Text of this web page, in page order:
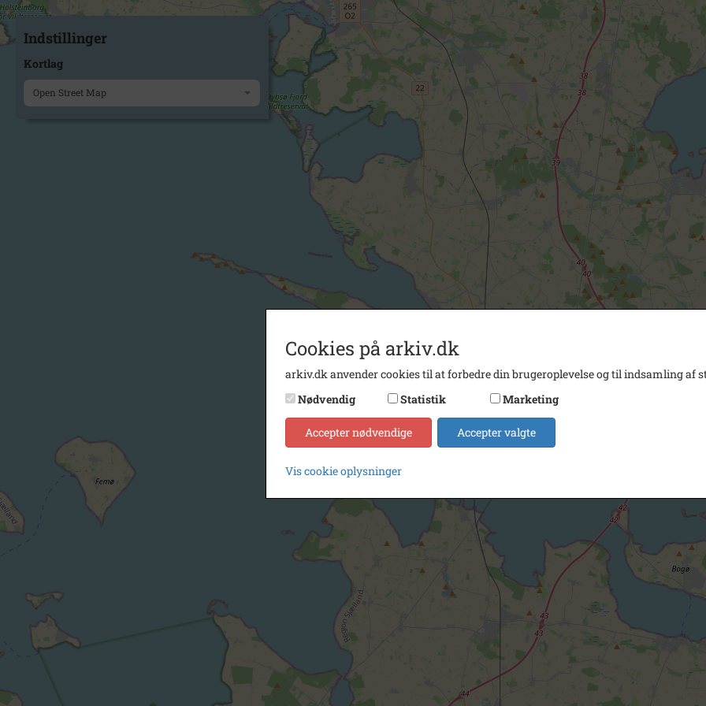
Indstillinger
Kortlag
Open Street Map
Cookies på arkiv.dk
arkiv.dk anvender cookies til at forbedre din brugeroplevelse og til indsamling af
Nødvendig
Statistik Marketing
Accepter nødvendige Accepter valgte
Vis cookie oplysninger